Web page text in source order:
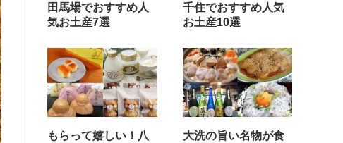
田馬場でおすすめ人
気お土産7選
千住でおすすめ人気
お土産10選
もらって嬉しい！八
大洗の旨い名物が食